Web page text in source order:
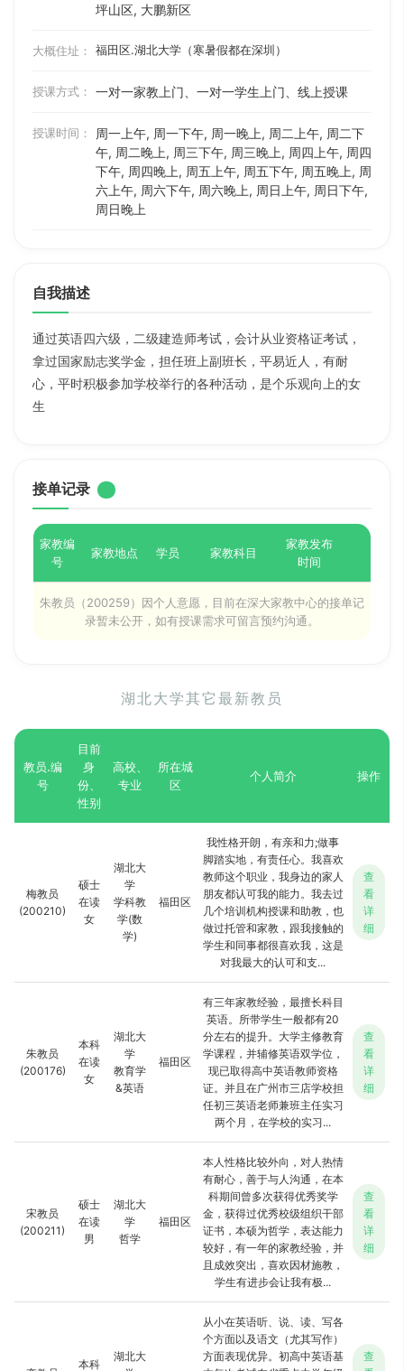
坪山区, 大鹏新区
大概住址： 福田区.湖北大学（寒暑假都在深圳）
授课方式： 一对一家教上门、一对一学生上门、线上授课
授课时间：
周一上午, 周一下午, 周一晚上, 周二上午, 周二下
午, 周二晚上, 周三下午, 周三晚上, 周四上午, 周四
下午, 周四晚上, 周五上午, 周五下午, 周五晚上, 周
六上午, 周六下午, 周六晚上, 周日上午, 周日下午,
周日晚上
自我描述
通过英语四六级，二级建造师考试，会计从业资格证考试，
拿过国家励志奖学金，担任班上副班长，平易近人，有耐
心，平时积极参加学校举行的各种活动，是个乐观向上的女
生
接单记录
家教编
号
家教地点 学员 家教科目
家教发布
时间
朱教员（200259）因个人意愿，目前在深大家教中心的接单记
录暂未公开，如有授课需求可留言预约沟通。
湖北大学其它最新教员
教员.编
号
目前
身
份、
性别
高校、
专业
所在城
区
个人简介 操作
梅教员
(200210)
硕士
在读
女
湖北大
学
学科教
学(数
学)
福田区
我性格开朗，有亲和力;做事
脚踏实地，有责任心。我喜欢
教师这个职业，我身边的家人
朋友都认可我的能力。我去过
几个培训机构授课和助教，也
做过托管和家教，跟我接触的
学生和同事都很喜欢我，这是
对我最大的认可和支...
查
看
详
细
朱教员
(200176)
本科
在读
女
湖北大
学
教育学
&英语
福田区
有三年家教经验，最擅长科目
英语。所带学生一般都有20
分左右的提升。大学主修教育
学课程，并辅修英语双学位，
现已取得高中英语教师资格
证。并且在广州市三店学校担
任初三英语老师兼班主任实习
两个月，在学校的实习...
查
看
详
细
宋教员
(200211)
硕士
在读
男
湖北大
学
哲学
福田区
本人性格比较外向，对人热情
有耐心，善于与人沟通，在本
科期间曾多次获得优秀奖学
金，获得过优秀校级组织干部
证书，本硕为哲学，表达能力
较好，有一年的家教经验，并
且成效突出，喜欢因材施教，
学生有进步会让我有极...
查
看
详
细
本科
湖北大
从小在英语听、说、读、写各
个方面以及语文（尤其写作）
方面表现优异。初高中英语基
查